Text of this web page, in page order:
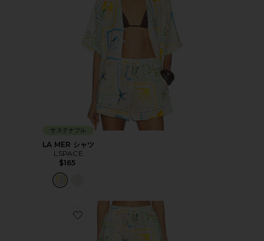
サステナブル
LA MER シャツ
LSPACE
$165
Favorite LA MER ショートパンツ